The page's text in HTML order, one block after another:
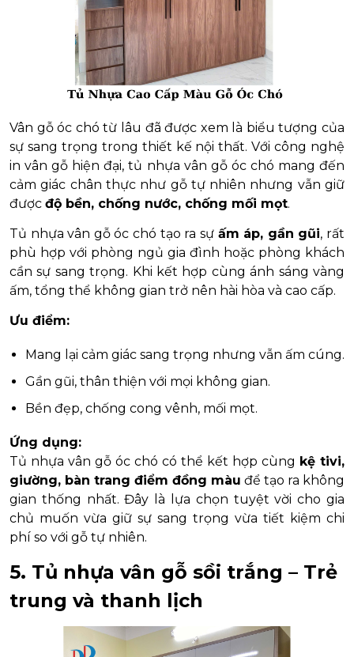
Vân gỗ óc chó từ lâu đã được xem là biểu tượng của
sự sang trọng trong thiết kế nội thất. Với công nghệ
in vân gỗ hiện đại, tủ nhựa vân gỗ óc chó mang đến
cảm giác chân thực như gỗ tự nhiên nhưng vẫn giữ
được độ bền, chống nước, chống mối mọt.
Tủ nhựa vân gỗ óc chó tạo ra sự ấm áp, gần gũi, rất
phù hợp với phòng ngủ gia đình hoặc phòng khách
cần sự sang trọng. Khi kết hợp cùng ánh sáng vàng
ấm, tổng thể không gian trở nên hài hòa và cao cấp.
Ưu điểm:
Mang lại cảm giác sang trọng nhưng vẫn ấm cúng.
Gần gũi, thân thiện với mọi không gian.
Bền đẹp, chống cong vênh, mối mọt.
Ứng dụng:
Tủ nhựa vân gỗ óc chó có thể kết hợp cùng kệ tivi,
giường, bàn trang điểm đồng màu để tạo ra không
gian thống nhất. Đây là lựa chọn tuyệt vời cho gia
chủ muốn vừa giữ sự sang trọng vừa tiết kiệm chi
phí so với gỗ tự nhiên.
5. Tủ nhựa vân gỗ sồi trắng – Trẻ
trung và thanh lịch